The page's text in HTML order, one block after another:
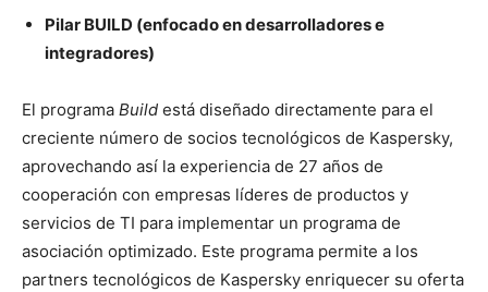
Pilar BUILD (enfocado en desarrolladores e
integradores)
El programa Build está diseñado directamente para el
creciente número de socios tecnológicos de Kaspersky,
aprovechando así la experiencia de 27 años de
cooperación con empresas líderes de productos y
servicios de TI para implementar un programa de
asociación optimizado. Este programa permite a los
partners tecnológicos de Kaspersky enriquecer su oferta